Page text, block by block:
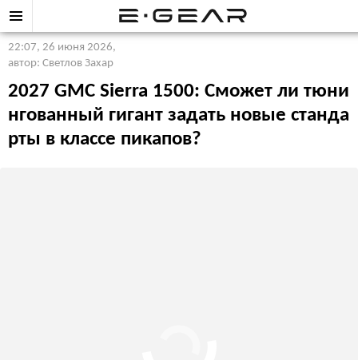
22:07, 26 июня 2026,
автор: Светлов Захар
2027 GMC Sierra 1500: Сможет ли тюни
нгованный гигант задать новые станда
рты в классе пикапов?